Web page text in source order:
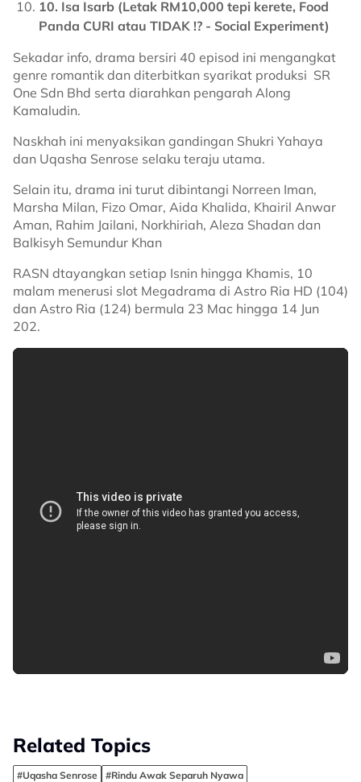
10. Isa Isarb (Letak RM10,000 tepi kerete, Food
Panda CURI atau TIDAK !? - Social Experiment)
Sekadar info, drama bersiri 40 episod ini mengangkat
genre romantik dan diterbitkan syarikat produksi SR
One Sdn Bhd serta diarahkan pengarah Along
Kamaludin.
Naskhah ini menyaksikan gandingan Shukri Yahaya
dan Uqasha Senrose selaku teraju utama.
Selain itu, drama ini turut dibintangi Norreen Iman,
Marsha Milan, Fizo Omar, Aida Khalida, Khairil Anwar
Aman, Rahim Jailani, Norkhiriah, Aleza Shadan dan
Balkisyh Semundur Khan
RASN dtayangkan setiap Isnin hingga Khamis, 10
malam menerusi slot Megadrama di Astro Ria HD (104)
dan Astro Ria (124) bermula 23 Mac hingga 14 Jun
202.
Related Topics
#Uqasha Senrose #Rindu Awak Separuh Nyawa